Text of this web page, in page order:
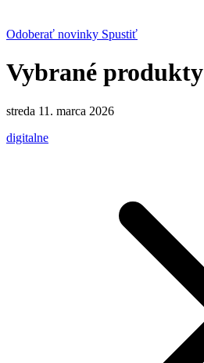
Odoberať novinky Spustiť
Vybrané produkty
streda 11. marca 2026
digitalne